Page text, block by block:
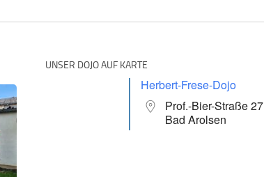
UNSER DOJO AUF KARTE
Herbert-Frese-Dojo
Prof.-Bier-Straße 27
Bad Arolsen